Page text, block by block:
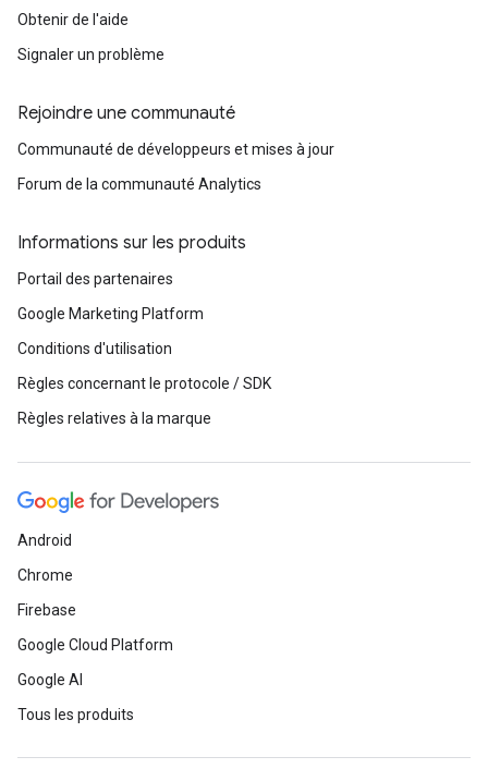
Obtenir de l'aide
Signaler un problème
Rejoindre une communauté
Communauté de développeurs et mises à jour
Forum de la communauté Analytics
Informations sur les produits
Portail des partenaires
Google Marketing Platform
Conditions d'utilisation
Règles concernant le protocole / SDK
Règles relatives à la marque
Android
Chrome
Firebase
Google Cloud Platform
Google AI
Tous les produits